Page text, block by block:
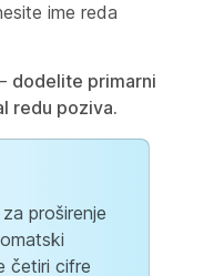
ime reda
dodelite primarni
redu poziva.
proširenje
četiri cifre